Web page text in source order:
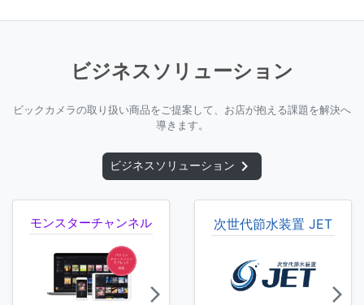
ビジネスソリューション
ビックカメラの取り扱い商品をご提案して、お店が抱える課題を解決へ
導きます。
ビジネスソリューション chevron_right
モンスターチャンネル
arrow_forward_ios
次世代節水装置 JET
arrow_forward_ios